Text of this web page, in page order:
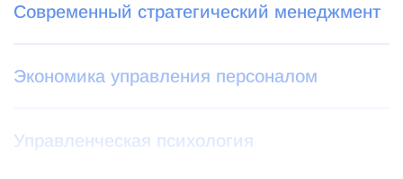
Современный стратегический менеджмент
Экономика управления персоналом
Управленческая психология